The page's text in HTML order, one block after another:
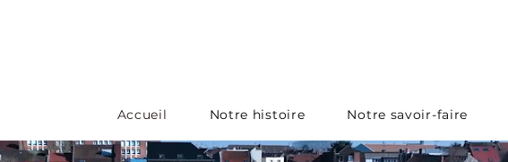
Accueil Notre histoire Notre savoir-faire